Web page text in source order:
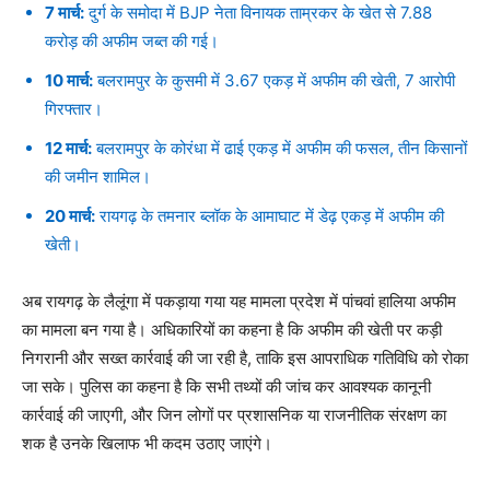
7 मार्च:दुर्ग के समोदा में BJP नेता विनायक ताम्रकर के खेत से 7.88
करोड़ की अफीम जब्त की गई।
10 मार्च:बलरामपुर के कुसमी में 3.67 एकड़ में अफीम की खेती, 7 आरोपी
गिरफ्तार।
12 मार्च:बलरामपुर के कोरंधा में ढाई एकड़ में अफीम की फसल, तीन किसानों
की जमीन शामिल।
20 मार्च:रायगढ़ के तमनार ब्लॉक के आमाघाट में डेढ़ एकड़ में अफीम की
खेती।
अब रायगढ़ के लैलूंगा में पकड़ाया गया यह मामला प्रदेश में पांचवां हालिया अफीम
का मामला बन गया है। अधिकारियों का कहना है कि अफीम की खेती पर कड़ी
निगरानी और सख्त कार्रवाई की जा रही है, ताकि इस आपराधिक गतिविधि को रोका
जा सके। पुलिस का कहना है कि सभी तथ्यों की जांच कर आवश्यक कानूनी
कार्रवाई की जाएगी, और जिन लोगों पर प्रशासनिक या राजनीतिक संरक्षण का
शक है उनके खिलाफ भी कदम उठाए जाएंगे।